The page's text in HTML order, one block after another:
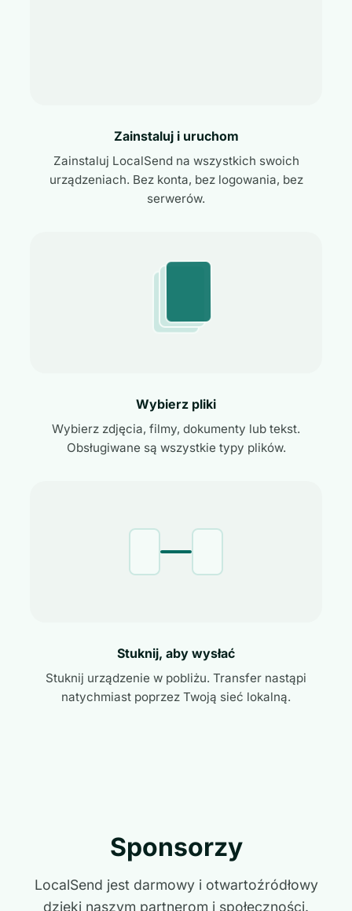
Zainstaluj i uruchom
Zainstaluj LocalSend na wszystkich swoich
urządzeniach. Bez konta, bez logowania, bez
serwerów.
Wybierz pliki
Wybierz zdjęcia, filmy, dokumenty lub tekst.
Obsługiwane są wszystkie typy plików.
Stuknij, aby wysłać
Stuknij urządzenie w pobliżu. Transfer nastąpi
natychmiast poprzez Twoją sieć lokalną.
Sponsorzy
LocalSend jest darmowy i otwartoźródłowy
dzięki naszym partnerom i społeczności.